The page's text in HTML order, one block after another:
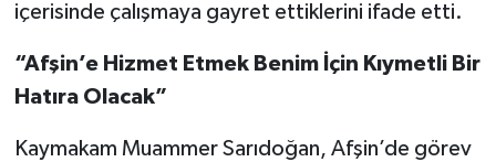
içerisinde çalışmaya gayret ettiklerini ifade etti.
“Afşin’e Hizmet Etmek Benim İçin Kıymetli Bir
Hatıra Olacak”
Kaymakam Muammer Sarıdoğan, Afşin’de görev